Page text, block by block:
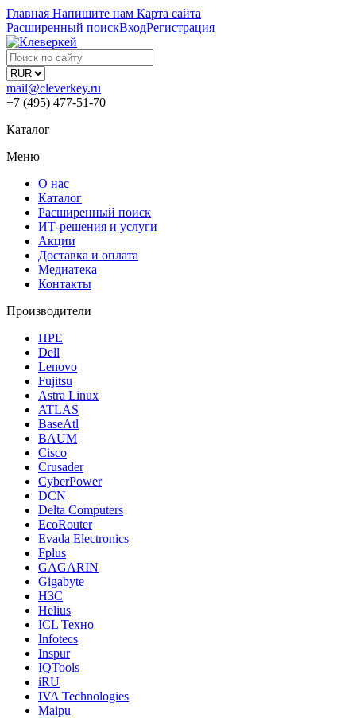
Главная Напишите нам Карта сайта
Расширенный поискВходРегистрация
mail@cleverkey.ru
+7 (495) 477-51-70
Каталог
Меню
О нас
Каталог
Расширенный поиск
ИТ-решения и услуги
Акции
Доставка и оплата
Медиатека
Контакты
Производители
HPE
Dell
Lenovo
Fujitsu
Astra Linux
ATLAS
BaseAtl
BAUM
Cisco
Crusader
CyberPower
DCN
Delta Computers
EcoRouter
Evada Electronics
Fplus
GAGARIN
Gigabyte
H3C
Helius
ICL Техно
Infotecs
Inspur
IQTools
iRU
IVA Technologies
Maipu